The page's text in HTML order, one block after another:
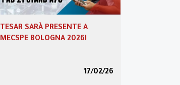
TESAR SARÀ PRESENTE A
MECSPE BOLOGNA 2026!
17/02/26